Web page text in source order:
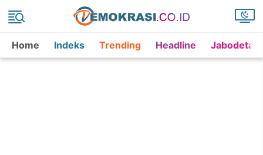
Home Indeks Trending Headline